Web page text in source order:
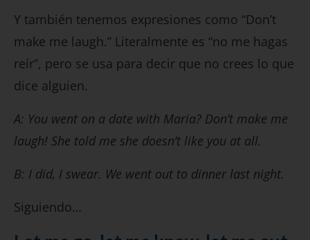
Y también tenemos expresiones como “Don’t
make me laugh.” Literalmente es “no me hagas
reír”, pero se usa para decir que no crees lo que
dice alguien.
A: You went on a date with Maria? Don’t make me
laugh! She told me she doesn’t like you at all.
B: I did, I swear. We went out to dinner last night.
Siguiendo…